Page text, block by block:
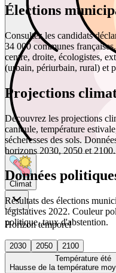
Climat
Horizon temporel
2030 2050
2100
Température été
Hausse de la température
Élections
Consultez les candidats
34 000 communes
centre, droite, écologistes,
(urbain, périurbain, rural) et
Projections
Découvrez les projections
canicule, température
sécheresses des sols.
horizons 2030, 2050 et 2100.
Données
Résultats des élections
législatives 2022. Couleur
politique, taux d'abstention.